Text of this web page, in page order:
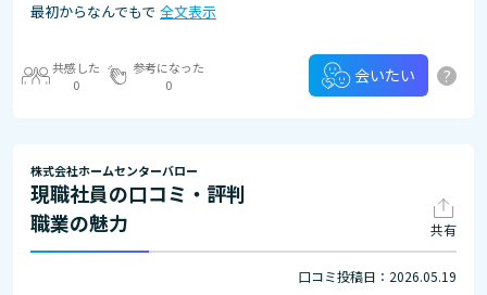
最初からなんでもで 全文表示
共感した
0
参考になった
0
会いたい ?
株式会社ホームセンターバロー
現職社員の口コミ・評判
職業の魅力
共有
口コミ投稿日：2026.05.19